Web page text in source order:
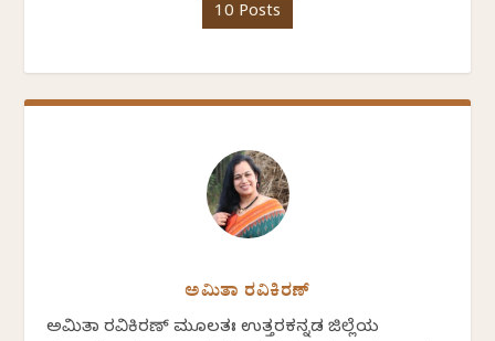
10 Posts
ಅಮಿತಾ ರವಿಕಿರಣ್
ಅಮಿತಾ ರವಿಕಿರಣ್ ಮೂಲತಃ ಉತ್ತರಕನ್ನಡ ಜಿಲ್ಲೆಯ